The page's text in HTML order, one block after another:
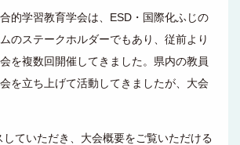
的学習教育学会は、ESD・国際化ふじの
のステークホルダーでもあり、従前より
を複数回開催してきました。県内の教員
を立ち上げて活動してきましたが、大会
ていただき、大会概要をご覧いただける